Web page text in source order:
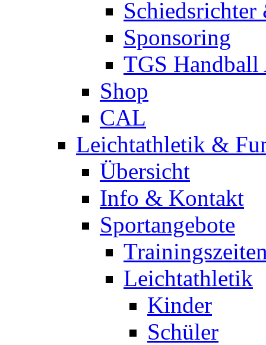
Schiedsrichter
Sponsoring
TGS Handball
Shop
CAL
Leichtathletik &
Übersicht
Info & Kontakt
Sportangebote
Leichtathletik
Kinder
Schüler